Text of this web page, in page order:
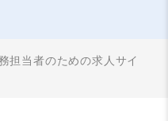
担当者のための求人サイ